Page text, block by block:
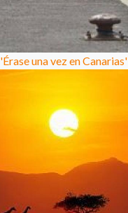
'Érase una vez en Canarias'